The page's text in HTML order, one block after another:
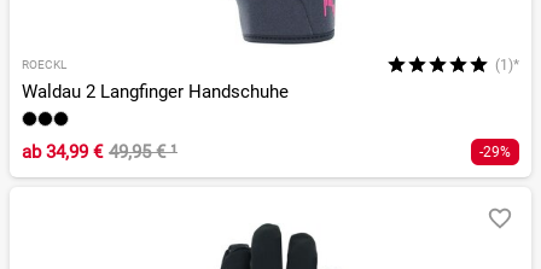
ROECKL (1)*
Waldau 2 Langfinger Handschuhe
ab34,99 € 49,95 €¹ -29%